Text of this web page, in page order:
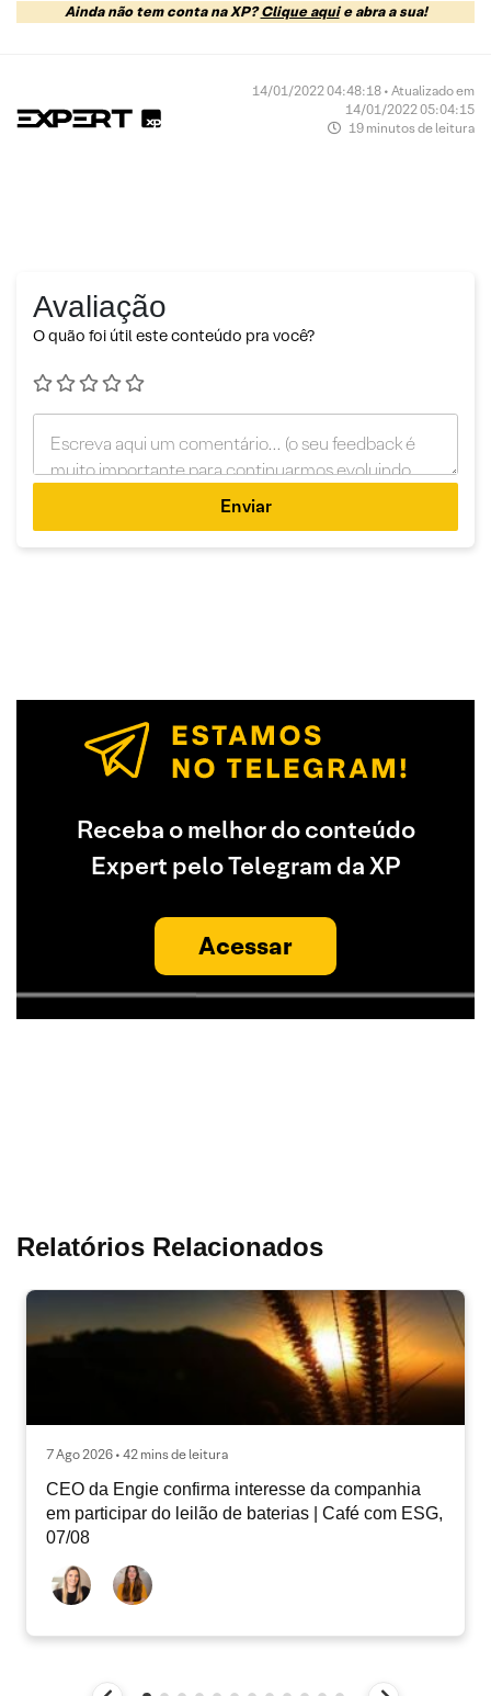
Ainda não tem conta na XP?Clique aquie abra a sua!
14/01/2022 04:48:18 • Atualizado em
14/01/2022 05:04:15
19 minutos de leitura
Avaliação
O quão foi útil este conteúdo pra você?
Enviar
Receba o melhor do conteúdo
Expert pelo Telegram da XP
Acessar
Relatórios Relacionados
7 Ago 2026 • 42 mins de leitura
CEO da Engie confirma interesse da companhia
em participar do leilão de baterias | Café com ESG,
07/08